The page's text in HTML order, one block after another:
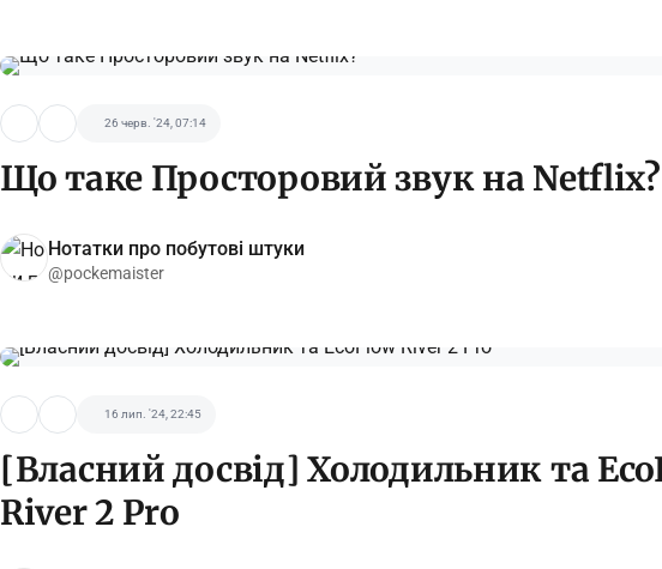
26 черв. '24, 07:14
Що таке Просторовий звук на Netflix?
Нотатки про побутові штуки
@pockemaister
16 лип. '24, 22:45
[Власний досвід] Холодильник та
River 2 Pro